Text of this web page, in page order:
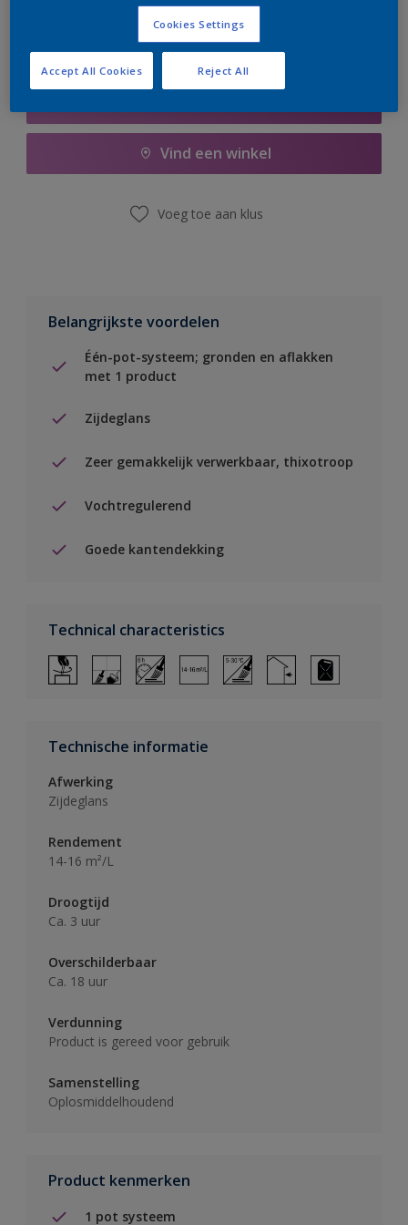
Vind een winkel
Voeg toe aan klus
Belangrijkste voordelen
Één-pot-systeem; gronden en aflakken
met 1 product
Zijdeglans
Zeer gemakkelijk verwerkbaar, thixotroop
Vochtregulerend
Goede kantendekking
Technical characteristics
Technische informatie
Afwerking
Zijdeglans
Rendement
14-16 m²/L
Droogtijd
Ca. 3 uur
Overschilderbaar
Ca. 18 uur
Verdunning
Product is gereed voor gebruik
Samenstelling
Oplosmiddelhoudend
Product kenmerken
1 pot systeem
Cookies Settings
Reject All
Accept All Cookies